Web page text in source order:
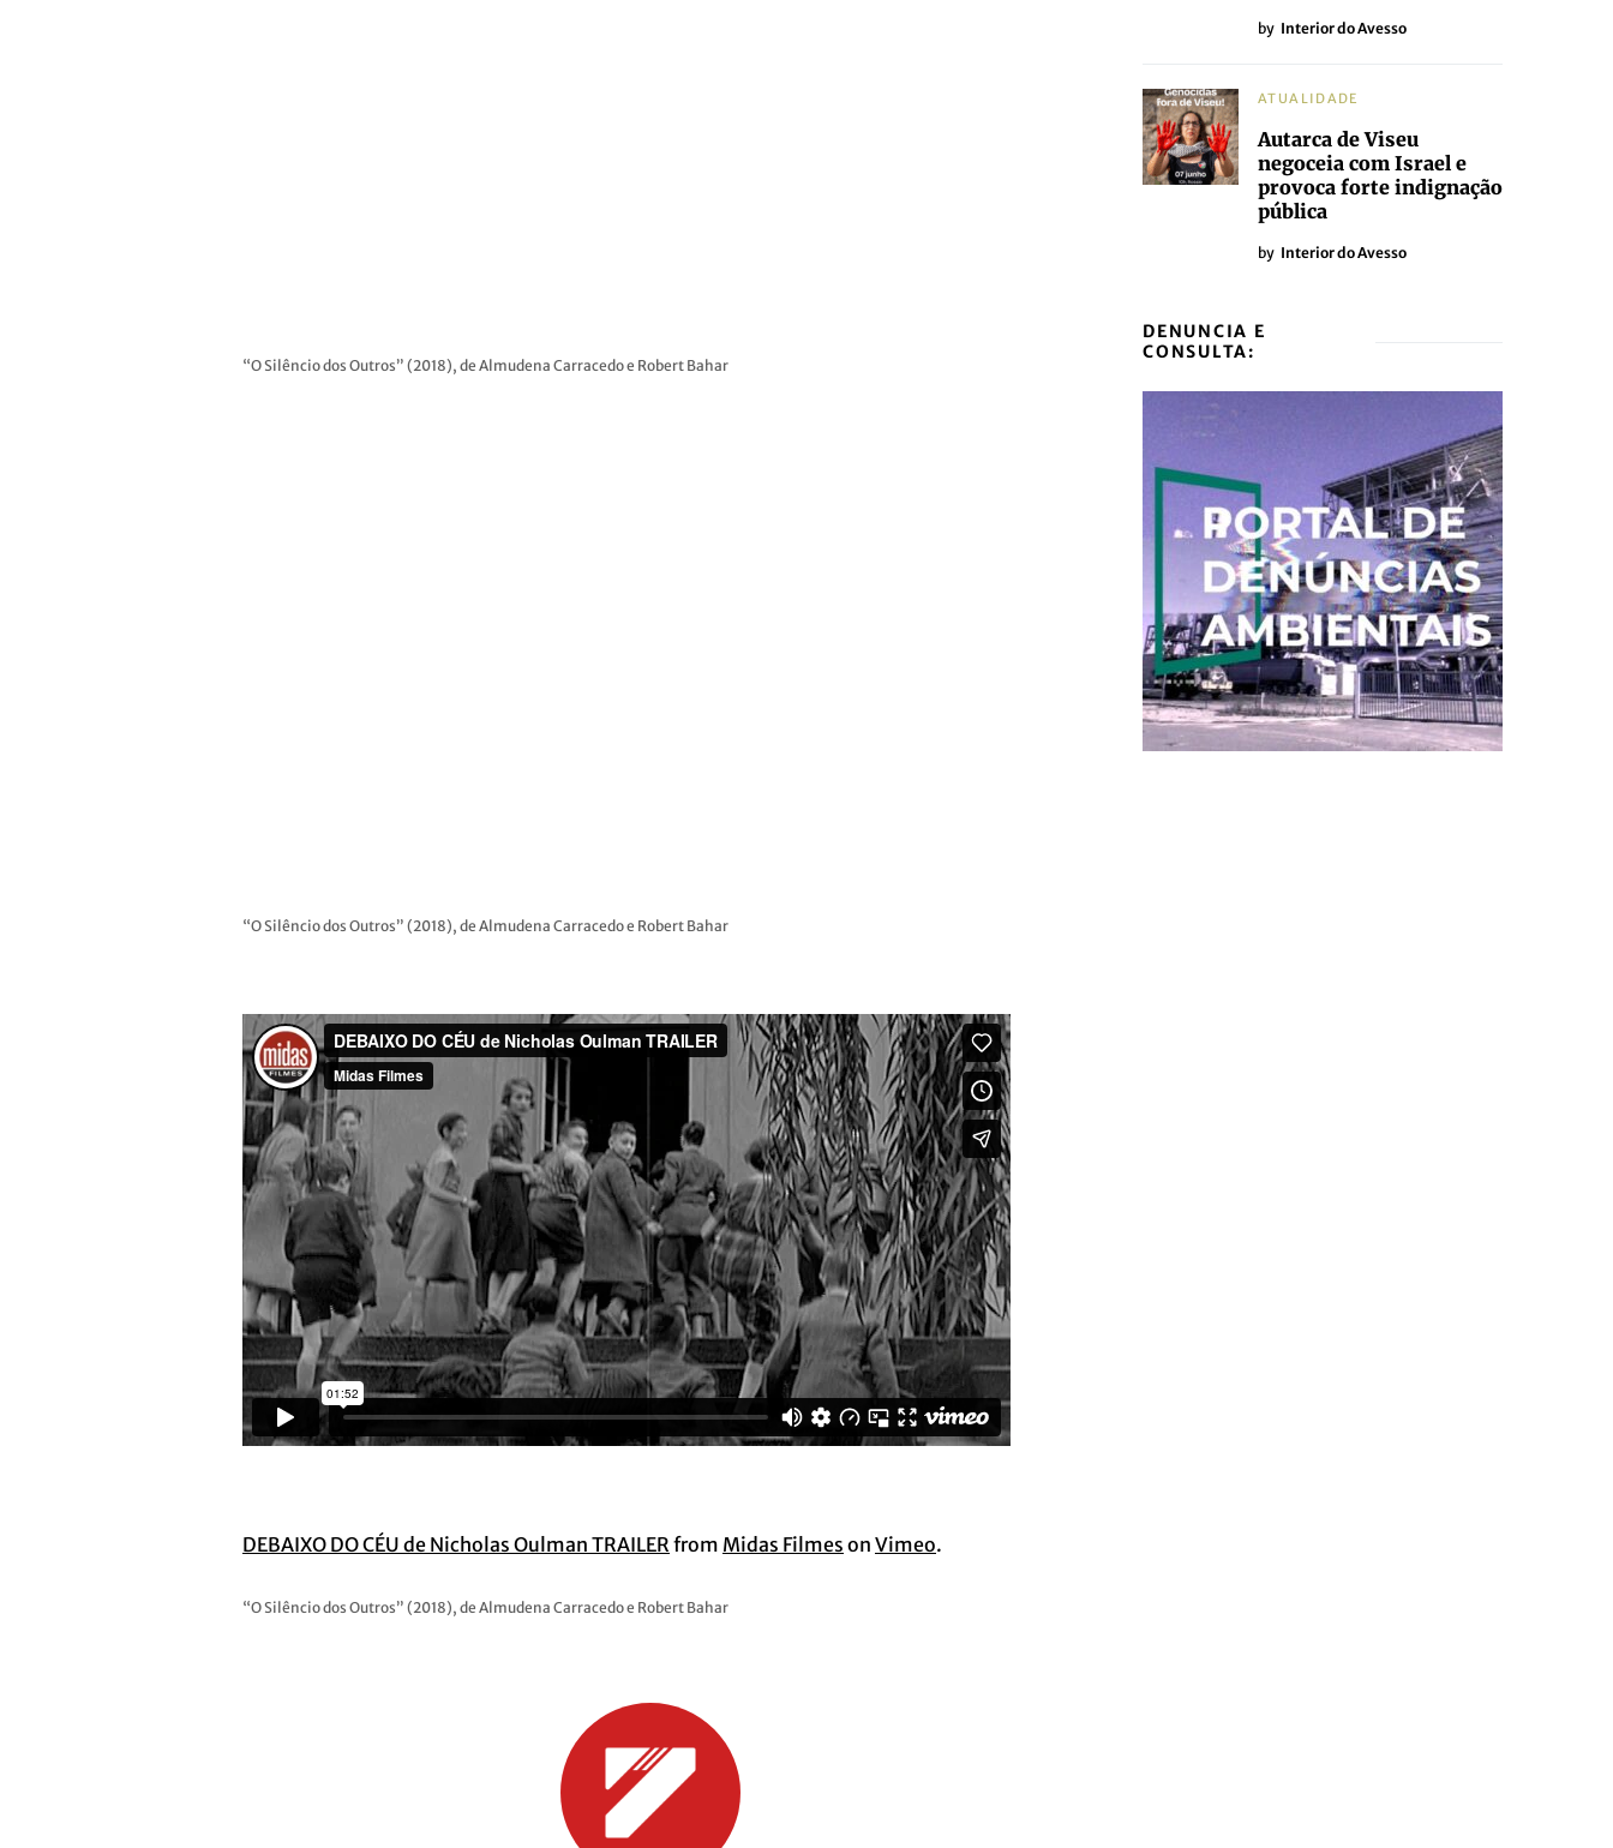
“O Silêncio dos Outros” (2018), de Almudena Carracedo e Robert Bahar
“O Silêncio dos Outros” (2018), de Almudena Carracedo e Robert Bahar
DEBAIXO DO CÉU de Nicholas Oulman TRAILER from Midas Filmes on Vimeo.
“O Silêncio dos Outros” (2018), de Almudena Carracedo e Robert Bahar
by Interior do Avesso
ATUALIDADE
Autarca de Viseu
negoceia com Israel e
provoca forte indignação
pública
by Interior do Avesso
DENUNCIA E
CONSULTA: